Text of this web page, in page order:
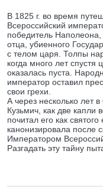
В 1825 г. во время
Всероссийский
победитель Наполеона,
отца, убиенного
с телом царя. Толпы
когда много лет
оказалась пуста.
император оставил
свои грехи.
А через несколько лет
Кузьмич, как две
почитал его как
канонизировала
Императором
Разгадать эту тайну